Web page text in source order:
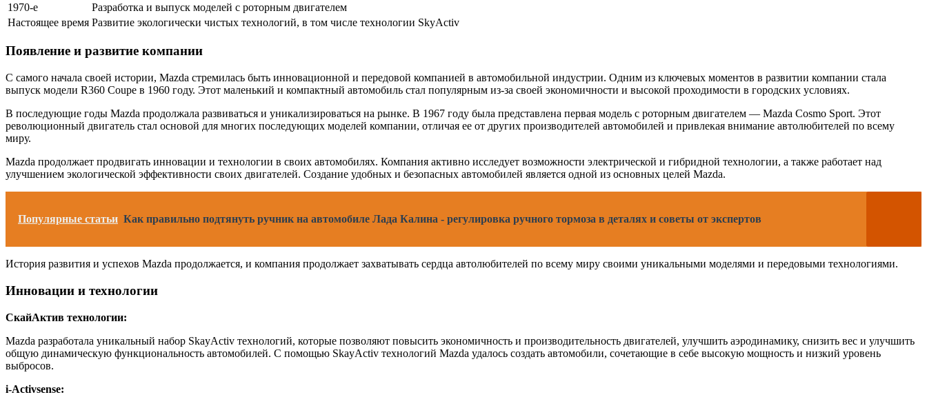
1970-е
Разработка и выпуск моделей с роторным двигателем
Настоящее время Развитие экологически чистых технологий, в том числе технологии SkyActiv
Появление и развитие компании
С самого начала своей истории, Mazda стремилась быть инновационной и передовой компанией в автомобильной индустрии. Одним из ключевых моментов в развитии компании стала
выпуск модели R360 Coupe в 1960 году. Этот маленький и компактный автомобиль стал популярным из-за своей экономичности и высокой проходимости в городских условиях.
В последующие годы Mazda продолжала развиваться и уникализироваться на рынке. В 1967 году была представлена первая модель с роторным двигателем — Mazda Cosmo Sport. Этот
революционный двигатель стал основой для многих последующих моделей компании, отличая ее от других производителей автомобилей и привлекая внимание автолюбителей по всему
миру.
Mazda продолжает продвигать инновации и технологии в своих автомобилях. Компания активно исследует возможности электрической и гибридной технологии, а также работает над
улучшением экологической эффективности своих двигателей. Создание удобных и безопасных автомобилей является одной из основных целей Mazda.
Популярные статьи Как правильно подтянуть ручник на автомобиле Лада Калина - регулировка ручного тормоза в деталях и советы от экспертов
История развития и успехов Mazda продолжается, и компания продолжает захватывать сердца автолюбителей по всему миру своими уникальными моделями и передовыми технологиями.
Инновации и технологии
СкайАктив технологии:
Mazda разработала уникальный набор SkayActiv технологий, которые позволяют повысить экономичность и производительность двигателей, улучшить аэродинамику, снизить вес и улучшить
общую динамическую функциональность автомобилей. С помощью SkayActiv технологий Mazda удалось создать автомобили, сочетающие в себе высокую мощность и низкий уровень
выбросов.
i-Activsense: